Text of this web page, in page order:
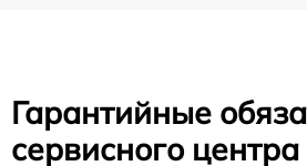
Гарантийные
сервисного